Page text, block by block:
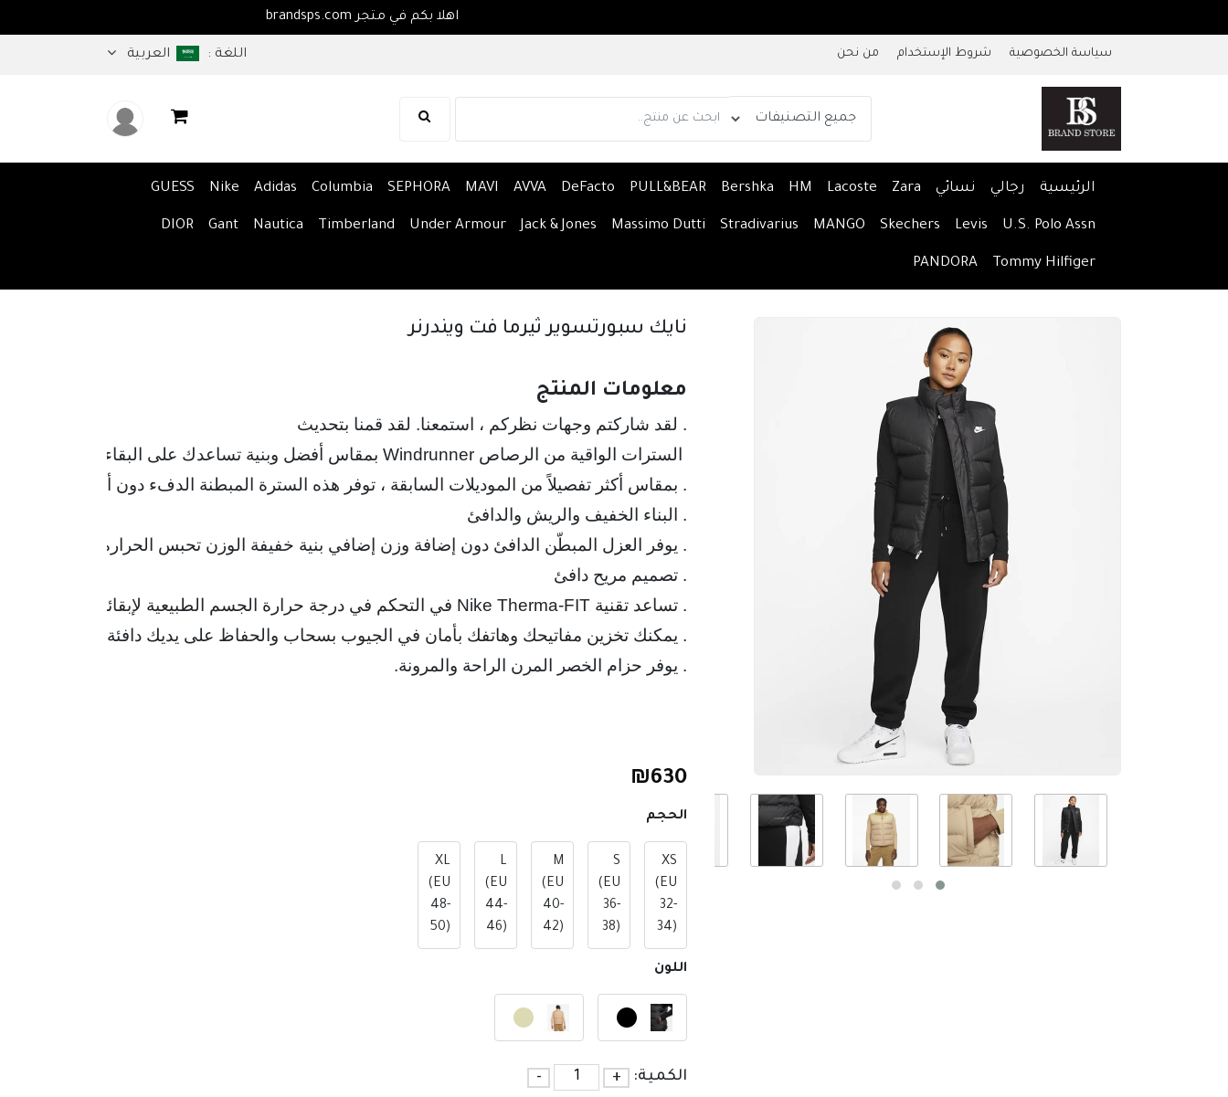
اهلا بكم في متجر brandsps.com
سياسة الخصوصية شروط الإستخدام من نحن اللغة : العربية
الرئيسية رجالي نسائي Zara
Lacoste
HM
Bershka
PULL&BEAR
DeFacto
AVVA
MAVI
SEPHORA
Columbia
Adidas
Nike
GUESS
U.S. Polo Assn
Levis
Skechers
MANGO
Stradivarius
Massimo Dutti
Jack & Jones
Under Armour
Timberland
Nautica
Gant
DIOR
Tommy Hilfiger
PANDORA
نايك سبورتسوير ثيرما فت ويندرنر
معلومات المنتج
. لقد شاركتم وجهات نظركم ، استمعنا. لقد قمنا بتحديث
السترات الواقية من الرصاص Windrunner بمقاس أفضل وبنية تساعدك على البقاء جافًا وتوفر دفئًا إضافيًا
. يوفر حزام الخصر المرن الراحة والمرونة.
₪630
الحجم
XS
(EU
32-
34)
S
(EU
36-
38)
M
(EU
40-
42)
L
(EU
44-
46)
XL
(EU
48-
50)
اللون
الكمية: +
-